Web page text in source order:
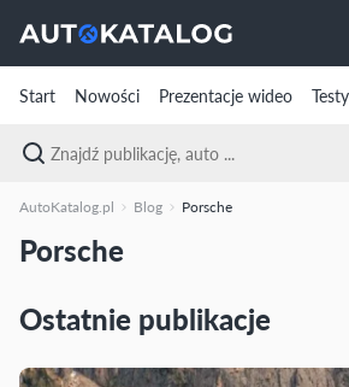
Start Nowości Prezentacje wideo
AutoKatalog.pl Blog Porsche
Porsche
Ostatnie publikacje